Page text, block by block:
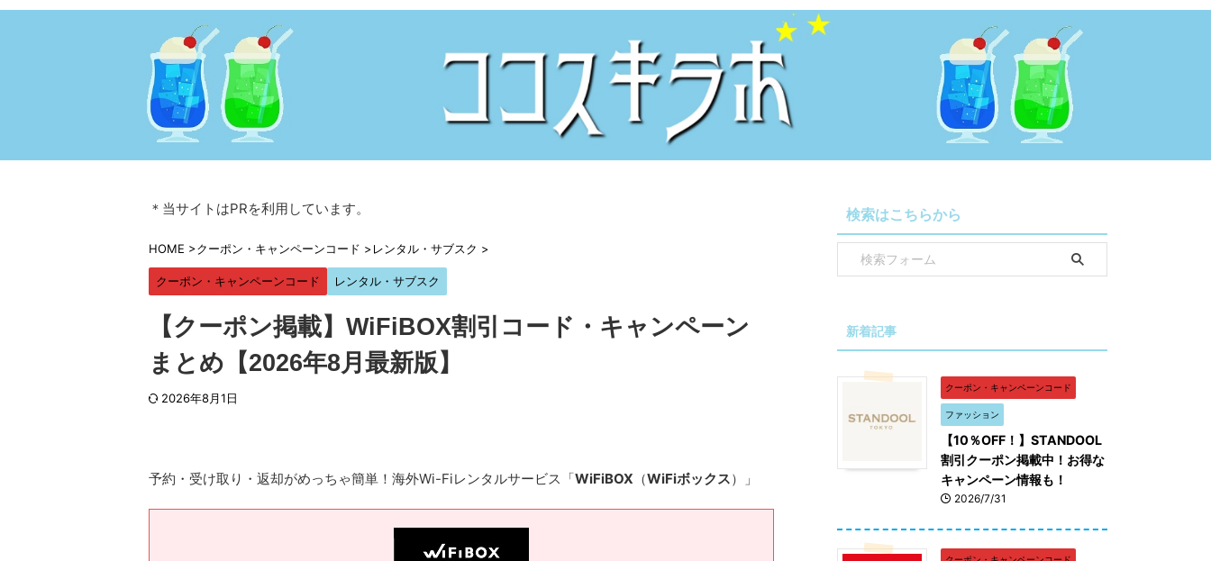
＊当サイトはPRを利用しています。
HOME >クーポン・キャンペーンコード >レンタル・サブスク >
クーポン・キャンペーンコード レンタル・サブスク
【クーポン掲載】WiFiBOX割引コード・キャンペーン
まとめ【2026年8月最新版】
2026年8月1日
予約・受け取り・返却がめっちゃ簡単！海外Wi-Fiレンタルサービス「WiFiBOX （WiFiボックス）」
検索はこちらから
新着記事
クーポン・キャンペーンコード
ファッション
【10％OFF！】STANDOOL
割引クーポン掲載中！お得な
キャンペーン情報も！
2026/7/31